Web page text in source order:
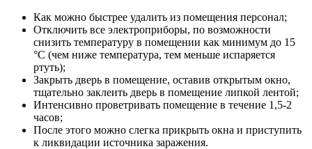
Как можно быстрее удалить из помещения персонал;
Отключить все электроприборы, по возможности
снизить температуру в помещении как минимум до 15
°С (чем ниже температура, тем меньше испаряется
ртуть);
Закрыть дверь в помещение, оставив открытым окно,
тщательно заклеить дверь в помещение липкой лентой;
Интенсивно проветривать помещение в течение 1,5-2
часов;
После этого можно слегка прикрыть окна и приступить
к ликвидации источника заражения.